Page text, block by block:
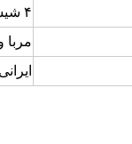
۴ شیشه متوسط
مربا
ایرانی